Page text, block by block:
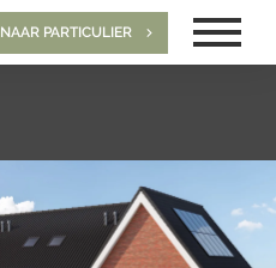
NAAR PARTICULIER